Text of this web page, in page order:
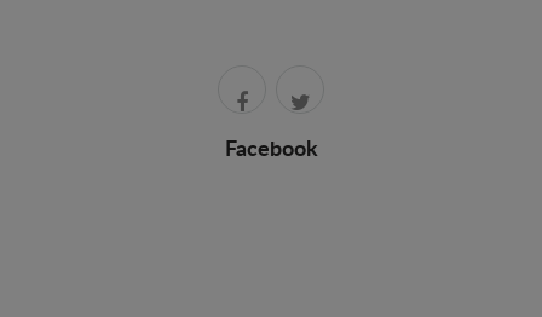
Facebook